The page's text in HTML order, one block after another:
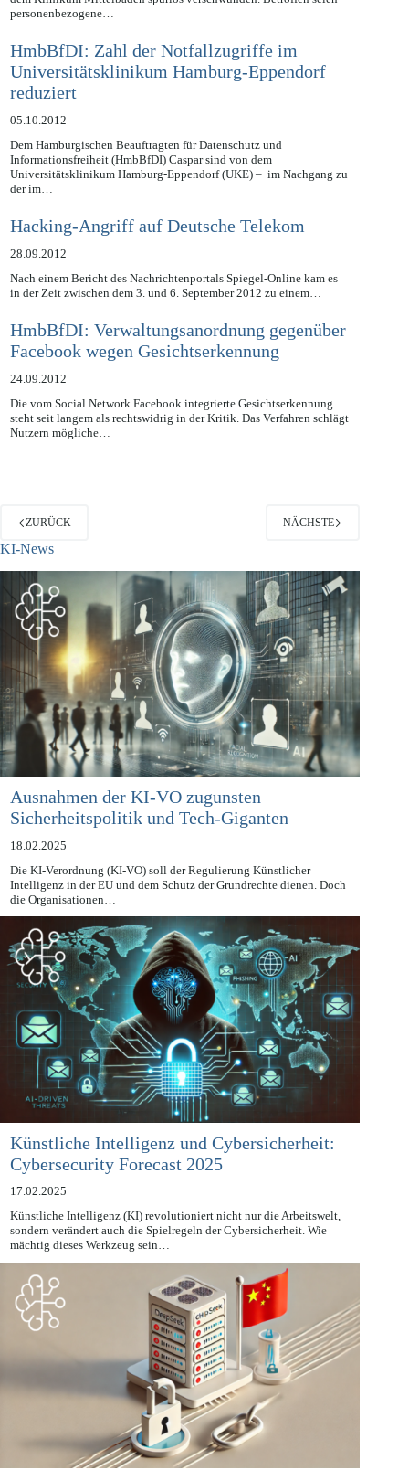
baden-württembergischen Kreiskrankenhaus (KreisKKH) Rastatt und
dem Klinikum Mittelbaden spurlos verschwunden. Betroffen seien
HmbBfDI: Zahl der Notfallzugriffe im
Universitätsklinikum Hamburg-Eppendorf
reduziert
05.10.2012
Dem Hamburgischen Beauftragten für Datenschutz und
Informationsfreiheit (HmbBfDI) Caspar sind von dem
Universitätsklinikum Hamburg-Eppendorf (UKE) – im Nachgang zu
Hacking-Angriff auf Deutsche Telekom
28.09.2012
Nach einem Bericht des Nachrichtenportals Spiegel-Online kam es
HmbBfDI: Verwaltungsanordnung gegenüber
Facebook wegen Gesichtserkennung
24.09.2012
Die vom Social Network Facebook integrierte Gesichtserkennung
steht seit langem als rechtswidrig in der Kritik. Das Verfahren schlägt
ZURÜCK
KI-News
Ausnahmen der KI-VO zugunsten
Sicherheitspolitik und Tech-Giganten
18.02.2025
Die KI-Verordnung (KI-VO) soll der Regulierung Künstlicher
Intelligenz in der EU und dem Schutz der Grundrechte dienen. Doch
die Organisationen…
Künstliche Intelligenz und Cybersicherheit:
Cybersecurity Forecast 2025
17.02.2025
Künstliche Intelligenz (KI) revolutioniert nicht nur die Arbeitswelt,
sondern verändert auch die Spielregeln der Cybersicherheit. Wie
mächtig dieses Werkzeug sein…